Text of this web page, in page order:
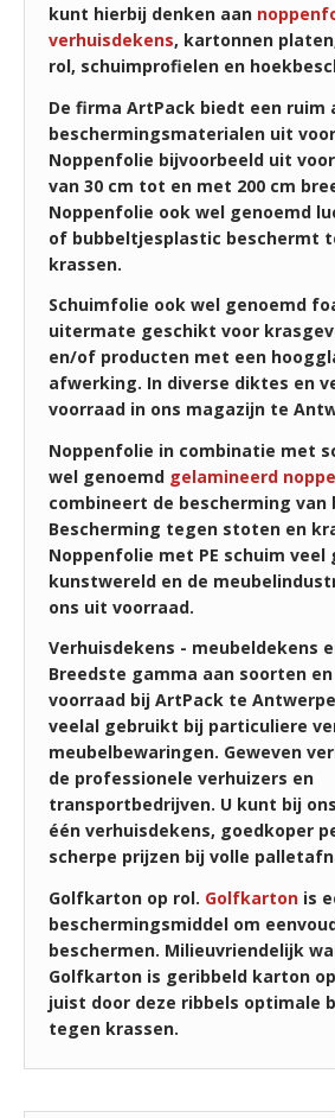
kunt hierbij denken aan
verhuisdekens, kartonnen
rol, schuimprofielen en
De firma ArtPack biedt een
beschermingsmaterialen uit
Noppenfolie bijvoorbeeld uit
van 30 cm tot en met 200 cm
Noppenfolie ook wel genoemd
of bubbeltjesplastic beschermt
krassen.
Schuimfolie ook wel genoemd
uitermate geschikt voor
en/of producten met een
afwerking. In diverse diktes en
voorraad in ons magazijn te
Noppenfolie in combinatie met
wel genoemd gelamineerd
combineert de bescherming van
Bescherming tegen stoten en
Noppenfolie met PE schuim veel
kunstwereld en de
ons uit voorraad.
Verhuisdekens - meubeldekens
Breedste gamma aan soorten
voorraad bij ArtPack te
veelal gebruikt bij particuliere
meubelbewaringen. Geweven
de professionele verhuizers en
transportbedrijven. U kunt bij
één verhuisdekens, goedkoper
scherpe prijzen bij volle
Golfkarton op rol. Golfkarton is
beschermingsmiddel om
beschermen. Milieuvriendelijk
Golfkarton is geribbeld karton
juist door deze ribbels optimale
tegen krassen.